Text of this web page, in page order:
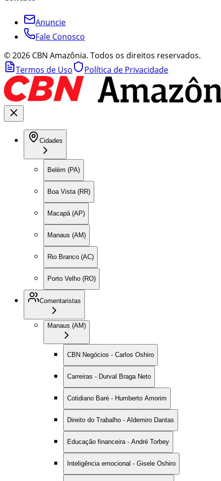
Anuncie
Fale Conosco
©2026 CBN Amazônia. Todos os direitos reservados.
Termos de Uso
Política de Privacidade
Cidades
Belém (PA)
Boa Vista (RR)
Macapá (AP)
Manaus (AM)
Rio Branco (AC)
Porto Velho (RO)
Comentaristas
Manaus (AM)
CBN Negócios - Carlos Oshiro
Carreiras - Durval Braga Neto
Cotidiano Baré - Humberto Amorim
Direito do Trabalho - Aldemiro Dantas
Educação financeira - André Torbey
Inteligência emocional - Gisele Oshiro